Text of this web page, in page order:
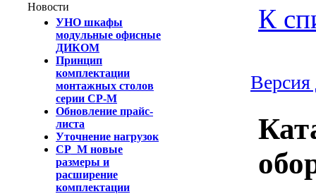
Новости
УНО шкафы
модульные офисные
ДИКОМ
Принцип
комплектации
монтажных столов
серии СР-М
Обновление прайс-
листа
Уточнение нагрузок
СР_М новые
размеры и
расширение
комплектации
К
Версия